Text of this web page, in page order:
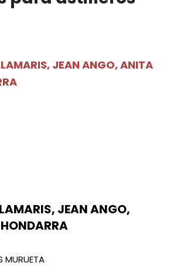
JEAN ANGO,
MURUETA